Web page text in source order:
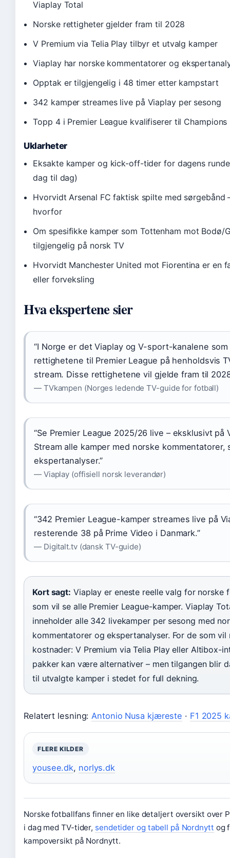
Viaplay Total
Norske rettigheter gjelder fram til 2028
V Premium via Telia Play tilbyr et utvalg kamper
Viaplay har norske kommentatorer og
Opptak er tilgjengelig i 48 timer etter kampstart
342 kamper streames live på Viaplay per sesong
Topp 4 i Premier League kvalifiserer til Champions
Uklarheter
Eksakte kamper og kick-off-tider for dagens
dag til dag)
Hvorvidt Arsenal FC faktisk spilte med sørgebånd
hvorfor
Om spesifikke kamper som Tottenham mot Bodø/
tilgjengelig på norsk TV
Hvorvidt Manchester United mot Fiorentina er en
eller forveksling
Hva ekspertene sier
“I Norge er det Viaplay og V-sport-kanalene som
rettighetene til Premier League på henholdsvis
stream. Disse rettighetene vil gjelde fram til
— TVkampen (Norges ledende TV-guide for fotball)
“Se Premier League 2025/26 live – eksklusivt på
Stream alle kamper med norske kommentatorer,
ekspertanalyser.”
— Viaplay (offisiell norsk leverandør)
“342 Premier League-kamper streames live på
resterende 38 på Prime Video i Danmark.”
— Digitalt.tv (dansk TV-guide)
Kort sagt: Viaplay er eneste reelle valg for norske
som vil se alle Premier League-kamper. Viaplay
inneholder alle 342 livekamper per sesong med
kommentatorer og ekspertanalyser. For de som vil
kostnader: V Premium via Telia Play eller Altibox-
pakker kan være alternativer – men tilgangen blir
til utvalgte kamper i stedet for full dekning.
Relatert lesning:Antonio Nusa kjæreste · F1 2025
FLERE KILDER
yousee.dk, norlys.dk
Norske fotballfans finner en like detaljert oversikt over
i dag med TV-tider, sendetider og tabell på Nordnytt og
kampoversikt på Nordnytt.